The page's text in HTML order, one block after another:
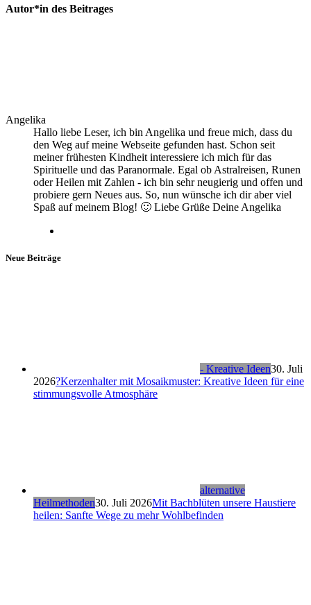
Autor*in des Beitrages
Angelika
Hallo liebe Leser, ich bin Angelika und freue mich, dass du
den Weg auf meine Webseite gefunden hast. Schon seit
meiner frühesten Kindheit interessiere ich mich für das
Spirituelle und das Paranormale. Egal ob Astralreisen, Runen
oder Heilen mit Zahlen - ich bin sehr neugierig und offen und
probiere gern Neues aus. So, nun wünsche ich dir aber viel
Spaß auf meinem Blog! 🙂 Liebe Grüße Deine Angelika
Neue Beiträge
- Kreative Ideen30. Juli
2026?Kerzenhalter mit Mosaikmuster: Kreative Ideen für eine
stimmungsvolle Atmosphäre
alternative
Heilmethoden30. Juli 2026Mit Bachblüten unsere Haustiere
heilen: Sanfte Wege zu mehr Wohlbefinden